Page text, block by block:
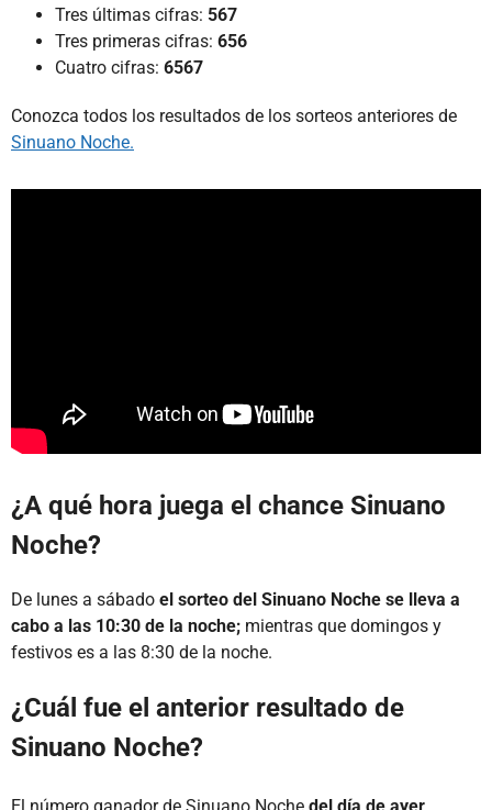
Tres últimas cifras: 567
Tres primeras cifras: 656
Cuatro cifras: 6567
Conozca todos los resultados de los sorteos anteriores de
Sinuano Noche.
¿A qué hora juega el chance Sinuano
Noche?
De lunes a sábado el sorteo del Sinuano Noche se lleva a
cabo a las 10:30 de la noche; mientras que domingos y
festivos es a las 8:30 de la noche.
¿Cuál fue el anterior resultado de
Sinuano Noche?